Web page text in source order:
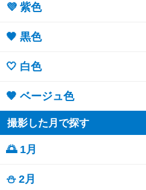
💜 紫色
🖤 黒色
🤍 白色
🤎 ベージュ色
撮影した月で探す
🌅 1月
⛄ 2月